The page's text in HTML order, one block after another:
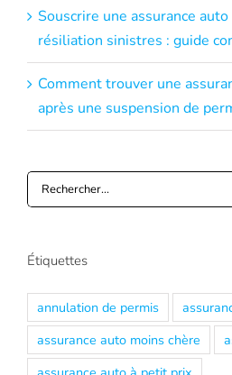
Souscrire une assurance
résiliation sinistres : guide
Comment trouver une
après une suspension de
Rechercher:
Étiquettes
annulation de permis
assurance auto moins chère